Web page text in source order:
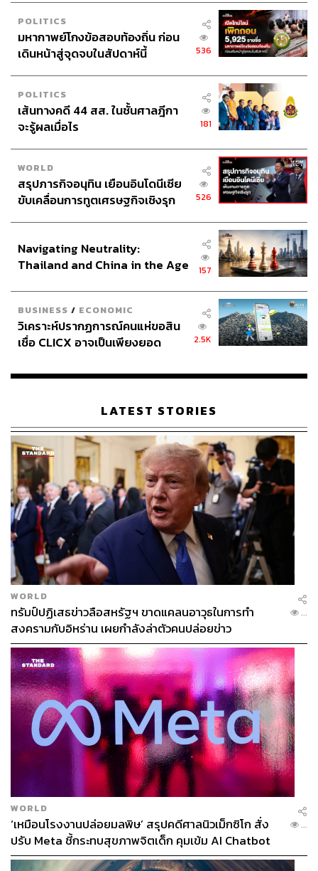
ทั้ง 4 ปัจจัย 1 ปีเห็นผล
ภารกิจผู้ว่าฯ กทม. ไม่ใช่มาเพื่อเป็นเกียรติประวัติ แต่มาเพื่อ
ความรับผิดชอบต่อชีวิตพี่น้องประชาชน
วิโรจน์ ลักขณาอดิศรผู้สมัครจากพรรคก้าวไกล กล่าวว่ามี
สองเรื่องในการคืนสิทธิการข้ามถนนอย่างปลอดภัยให้คน
กรุงเทพฯ เรื่องแรกทำได้เลย ปรับปรุงทางม้าลายทั้งหมด
4,160 แห่งให้มีความปลอดภัยตามโครงสร้างทางวิศวกรรม
จราจรที่ถูกต้อง ความชัดเจนเส้นต่างๆ ไฟส่องสว่าง การติดตั้ง
กล้องจับความเร็วกล้อง CCTV หรือการติดเส้นชะลอ
ความเร็ว การทำพื้นผิวให้มีลักษณะสั่นสะเทือน เพื่อเตือนให้รู้
ว่ากำลังจะถึงทางม้าลาย และการติดตั้งสัญลักษณ์ต่างๆ
นอกจากนี้ ยังมีเรื่องสัญญาณไฟคนข้าม ซึ่งเราต้องยอมรับว่า
มันมีความจำเป็นจริงๆ แล้วก็งบประมาณของ กทม. เรื่องนี้น่า
ตกใจมากๆ งบปี 2565 เรามีงบเพียง 20 ล้านบาท เพื่อทำ
สัญญาณไฟคนข้ามอีก 54 จุดเท่านั้นเอง ดังนั้นในจุดที่มีคน
ข้ามหนาแน่น จำเป็นต้องเพิ่มงบประมาณ แล้วการทาสีตีเส้น
ยิ่งน่าตกใจ 4,160 แห่งทำไปแล้วแค่ 621 แห่ง และในปี 2565
จะทำเพิ่ม 117 แห่ง รวมแล้ว 738 แห่ง ซึ่งไม่ถึง 20% ของทาง
ข้ามทั้งหมด ตรงนี้ต้องเพิ่มงบประมาณและเร่งทำทันที
และสิ่งที่สำคัญต่อมา การตรวจตราให้อยู่ในสภาพปกติ เราไม่
ต้องมีคนทำเพิ่ม เรามีรถเก็บขยะ เรามีรถรดน้ำต้นไม้
ทำความสะอาดถนน ถ้าเราตั้งกล้องติดตั้งระบบตรวจจับ เรา
สามารถที่จะยกคุณค่าพนักงาน กทม. เจ้าหน้าที่ กทม. ให้เขา
มีบทบาทเป็นส่วนหนึ่งของการตรวจตราให้ทางม้าลายมี
ความปลอดภัย มีบทบาทสำคัญในการปกป้องชีวิตคน กทม.
ซึ่งนี่คือหน้าที่ที่ยิ่งใหญ่ และเป็นการเพิ่มความสำคัญให้พวก
เขาทำหน้าที่ได้อย่างภาคภูมิใจ
POLITICS
มหากาพย์โกงข้อสอบท้องถิ่น ก่อน
เดินหน้าสู่จุดจบในสัปดาห์นี้
536
POLITICS
เส้นทางคดี 44 สส. ในชั้นศาลฎีกา
จะรู้ผลเมื่อไร
181
WORLD
สรุปภารกิจอนุทิน เยือนอินโดนีเซีย
ขับเคลื่อนการทูตเศรษฐกิจเชิงรุก
526
Navigating Neutrality:
Thailand and China in the Age
157
BUSINESS / ECONOMIC
วิเคราะห์ปรากฏการณ์คนแห่ขอสิน
เชื่อ CLICX อาจเป็นเพียงยอด
เรือนไทยที่ถูกซุกไว้
2.5K
LATEST STORIES
WORLD
ทรัมป์ปฏิเสธข่าวลือสหรัฐฯ ขาดแคลนอาวุธในการทำ
สงครามกับอิหร่าน เผยกำลังล่าตัวคนปล่อยข่าว
...
WORLD
‘เหมือนโรงงานปล่อยมลพิษ’ สรุปคดีศาลนิวเม็กซิโก สั่ง
ปรับ Meta ชี้กระทบสุขภาพจิตเด็ก คุมเข้ม AI Chatbot
...